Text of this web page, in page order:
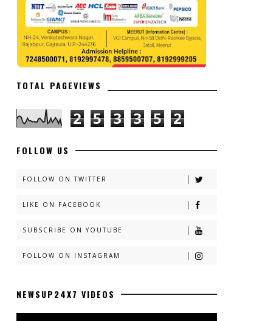
TOTAL PAGEVIEWS
2 5 3 3 5 2
FOLLOW US
FOLLOW ON TWITTER
LIKE ON FACEBOOK
SUBSCRIBE ON YOUTUBE
FOLLOW ON INSTAGRAM
NEWSUP24X7 VIDEOS